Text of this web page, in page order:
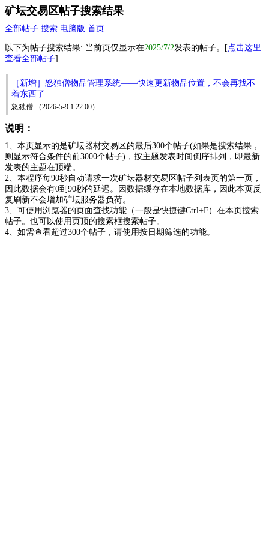
矿坛交易区帖子搜索结果
全部帖子 搜索 电脑版 首页
以下为帖子搜索结果: 当前页仅显示在2025/7/2发表的帖子。[点击这里
查看全部帖子]
［新增］怒独僧物品管理系统——快速更新物品位置，不会再找不
着东西了
怒独僧 （2026-5-9 1:22:00）
说明：
1、本页显示的是矿坛器材交易区的最后300个帖子(如果是搜索结果，
则显示符合条件的前3000个帖子)，按主题发表时间倒序排列，即最新
发表的主题在顶端。
2、本程序每90秒自动请求一次矿坛器材交易区帖子列表页的第一页，
因此数据会有0到90秒的延迟。因数据缓存在本地数据库，因此本页反
复刷新不会增加矿坛服务器负荷。
3、可使用浏览器的页面查找功能（一般是快捷键Ctrl+F）在本页搜索
帖子。也可以使用页顶的搜索框搜索帖子。
4、如需查看超过300个帖子，请使用按日期筛选的功能。